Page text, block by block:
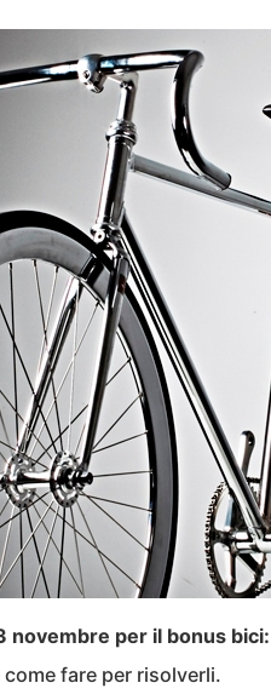
novembre per il bonus bici:
fare per risolverli.